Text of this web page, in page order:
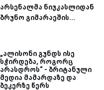
არსენალმა ნიუკასლიდან
ბრუნო გიმარაეშის...
„ალისონი გუნდს ისე
სჭირდება, როგორც
არასდროს“ - ბრიტანული
მედია მამარდაზე და
ბეკერზე წერს